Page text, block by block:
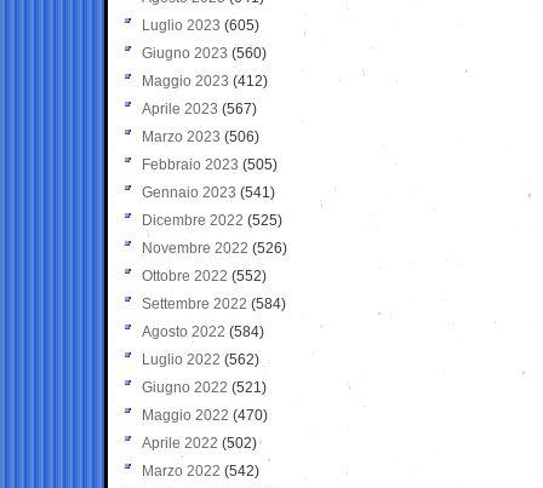
Luglio 2023 (605)
Giugno 2023 (560)
Maggio 2023 (412)
Aprile 2023 (567)
Marzo 2023 (506)
Febbraio 2023 (505)
Gennaio 2023 (541)
Dicembre 2022 (525)
Novembre 2022 (526)
Ottobre 2022 (552)
Settembre 2022 (584)
Agosto 2022 (584)
Luglio 2022 (562)
Giugno 2022 (521)
Maggio 2022 (470)
Aprile 2022 (502)
Marzo 2022 (542)